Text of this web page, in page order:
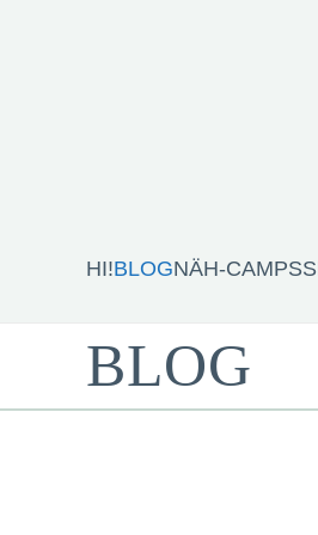
HI!BLOGNÄH-CAMPS
BLOG